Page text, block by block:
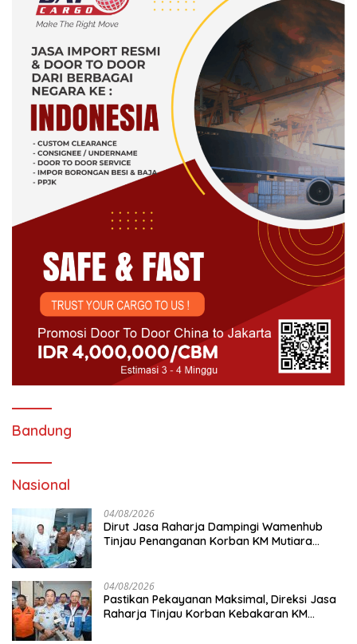
Bandung
Nasional
04/08/2026
Dirut Jasa Raharja Dampingi Wamenhub
Tinjau Penanganan Korban KM Mutiara
04/08/2026
Pastikan Pekayanan Maksimal, Direksi Jasa
Raharja Tinjau Korban Kebakaran KM